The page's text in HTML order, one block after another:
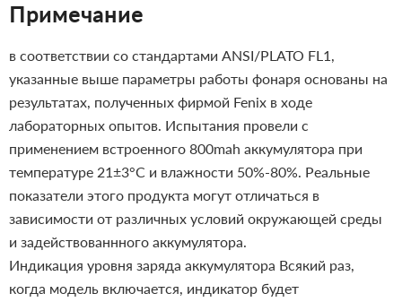
Примечание
в соответствии со стандартами ANSI/PLATO FL1,
указанные выше параметры работы фонаря основаны на
результатах, полученных фирмой Fenix в ходе
лабораторных опытов. Испытания провели с
применением встроенного 800mah аккумулятора при
температуре 21±3°C и влажности 50%-80%. Реальные
показатели этого продукта могут отличаться в
зависимости от различных условий окружающей среды
и задействованнного аккумулятора.
Индикация уровня заряда аккумулятора Всякий раз,
когда модель включается, индикатор будет